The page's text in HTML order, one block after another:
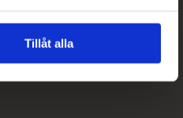
Tillåt alla